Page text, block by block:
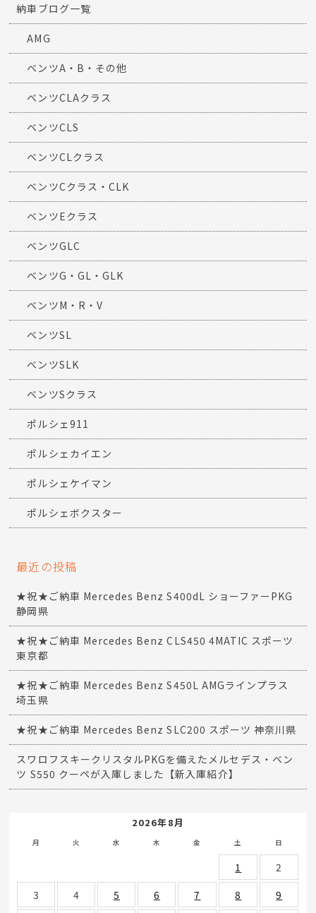
納車ブログ一覧
AMG
ベンツA・B・その他
ベンツCLAクラス
ベンツCLS
ベンツCLクラス
ベンツCクラス・CLK
ベンツEクラス
ベンツGLC
ベンツG・GL・GLK
ベンツM・R・V
ベンツSL
ベンツSLK
ベンツSクラス
ポルシェ911
ポルシェカイエン
ポルシェケイマン
ポルシェボクスター
最近の投稿
★祝★ご納車 Mercedes Benz S400dL ショーファーPKG
静岡県
★祝★ご納車 Mercedes Benz CLS450 4MATIC スポーツ
東京都
★祝★ご納車 Mercedes Benz S450L AMGラインプラス
埼玉県
★祝★ご納車 Mercedes Benz SLC200 スポーツ 神奈川県
スワロフスキークリスタルPKGを備えたメルセデス・ベン
ツ S550 クーペが入庫しました【新入庫紹介】
2026年8月
月 火 水 木 金 土 日
1
2
3
4 5 6 7 8
9